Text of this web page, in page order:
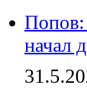
Попов:
начал